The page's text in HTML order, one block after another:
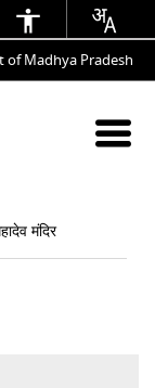
of Madhya Pradesh
मंदिर